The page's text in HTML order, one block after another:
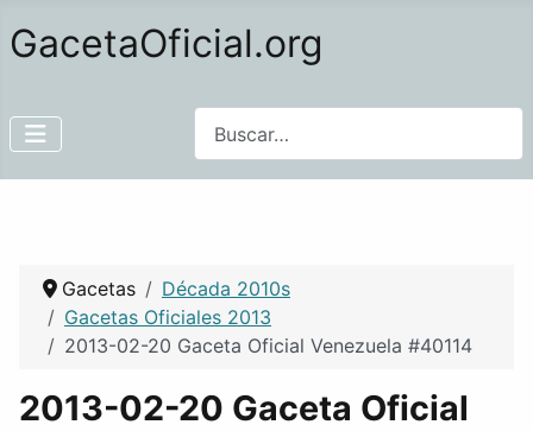
GacetaOficial.org
Gacetas
Década 2010s
Gacetas Oficiales 2013
2013-02-20 Gaceta Oficial Venezuela #40114
2013-02-20 Gaceta Oficial